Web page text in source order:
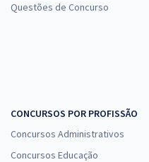
Questões de Concurso
CONCURSOS POR PROFISSÃO
Concursos Administrativos
Concursos Educação